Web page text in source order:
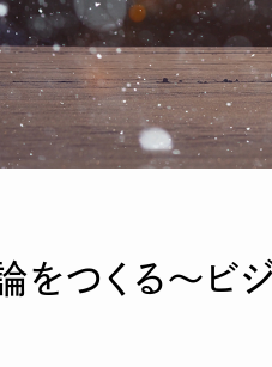
をつくる〜ビ